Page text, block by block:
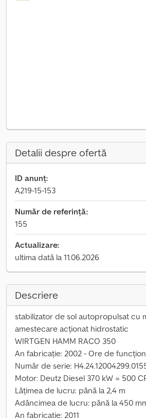
Detalii despre ofertă
ID anunț:
A219-15-153
Număr de referință:
155
Actualizare:
ultima dată la 11.06.2026
Descriere
stabilizator de sol autopropulsat cu
amestecare acționat hidrostatic
WIRTGEN HAMM RACO 350
An fabricație: 2002 - Ore de
Număr de serie:
Motor: Deutz Diesel 370 kW = 500
Lățimea de lucru: până la 2,4 m
Adâncimea de lucru: până la 450
An fabricație: 2011